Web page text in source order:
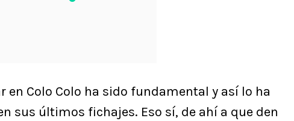
en Colo Colo ha sido fundamental y así lo ha
sus últimos fichajes. Eso sí, de ahí a que den